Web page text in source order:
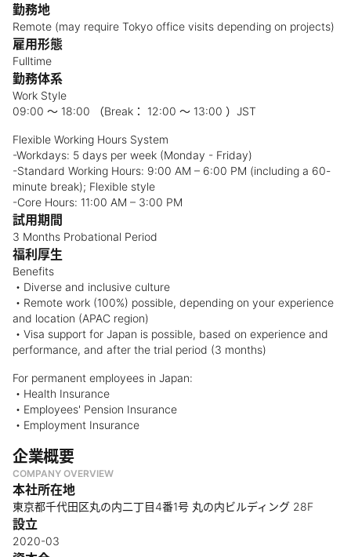
勤務地
Remote (may require Tokyo office visits depending on projects)
雇用形態
Fulltime
勤務体系
Work Style
09:00 ～ 18:00 （Break： 12:00 ～ 13:00 ）JST
Flexible Working Hours System
-Workdays: 5 days per week (Monday - Friday)
-Standard Working Hours: 9:00 AM – 6:00 PM (including a 60-
minute break); Flexible style
-Core Hours: 11:00 AM – 3:00 PM
試用期間
3 Months Probational Period
福利厚生
Benefits
・Diverse and inclusive culture
・Remote work (100%) possible, depending on your experience
and location (APAC region)
・Visa support for Japan is possible, based on experience and
performance, and after the trial period (3 months)
For permanent employees in Japan:
・Health Insurance
・Employees' Pension Insurance
・Employment Insurance
企業概要
COMPANY OVERVIEW
本社所在地
東京都千代田区丸の内二丁目4番1号 丸の内ビルディング 28F
設立
2020-03